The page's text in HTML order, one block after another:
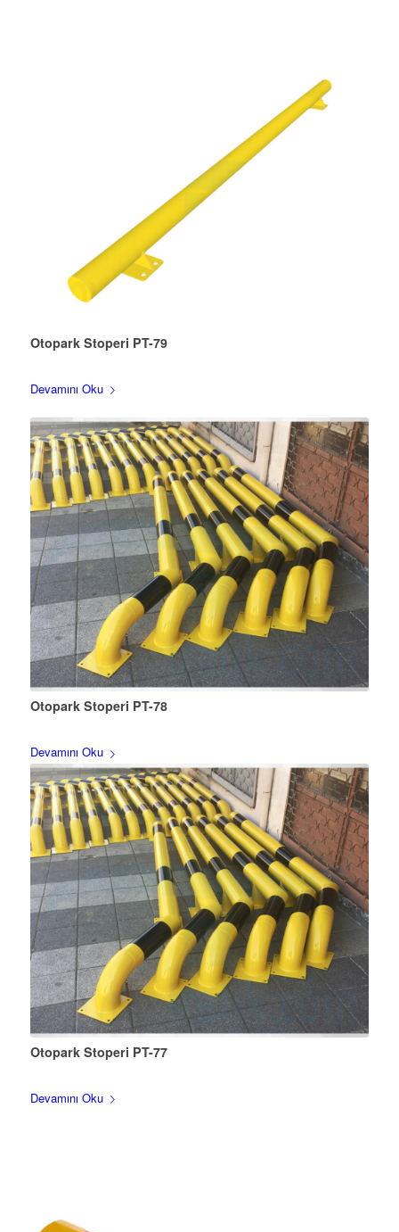
Otopark Stoperi PT-79
Devamını Oku
Otopark Stoperi PT-78
Devamını Oku
Otopark Stoperi PT-77
Devamını Oku